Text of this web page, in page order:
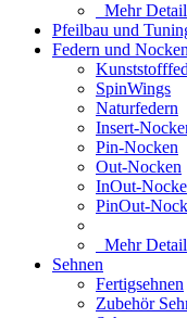
Mehr
Pfeilbau und
Federn und Nocken
SpinWings
Naturfedern
Insert-
Pin-Nocken
Out-Nocken
InOut-
PinOut-
Mehr
Sehnen
Fertigsehnen
Zubehör